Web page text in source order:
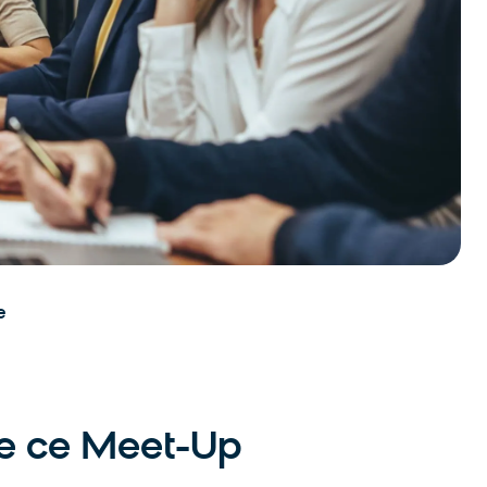
ce Meet-Up